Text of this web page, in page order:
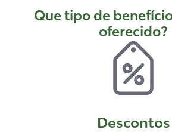
Que tipo de
oferecido?
Descontos